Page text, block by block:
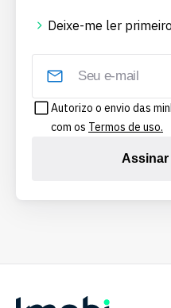
Deixe-me ler
Autorizo o envio das
com os Termos de uso.
Assinar